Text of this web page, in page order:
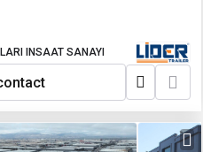
INSAAT SANAYI